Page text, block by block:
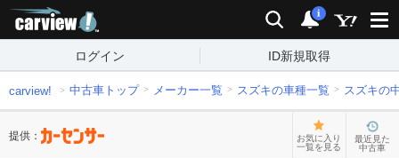
検索 通知
i
ログイン ID新規取得
carview! 中古車トップ メーカー一覧 スズキの車種一覧 スズキの
提供：
お気に入り
一覧を見る
最近見た
中古車